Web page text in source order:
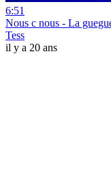
6:51
Nous c nous - La
Tess
il y a 20 ans